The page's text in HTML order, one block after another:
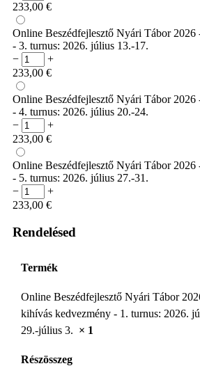
233,00 €
Online Beszédfejlesztő Nyári Tábor 2026
- 3. turnus: 2026. július 13.-17.
−
+
233,00 €
Online Beszédfejlesztő Nyári Tábor 2026
- 4. turnus: 2026. július 20.-24.
−
+
233,00 €
Online Beszédfejlesztő Nyári Tábor 2026
- 5. turnus: 2026. július 27.-31.
−
+
233,00 €
Rendelésed
Termék
Online Beszédfejlesztő Nyári Tábor
kihívás kedvezmény - 1. turnus: 2026.
29.-július 3. × 1
Részösszeg